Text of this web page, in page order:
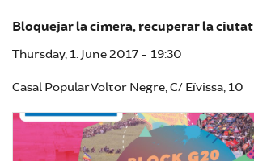
Bloquejar la cimera, recuperar la ciutat
Thursday, 1. June 2017 - 19:30
Casal Popular Voltor Negre, C/ Eïvissa, 10